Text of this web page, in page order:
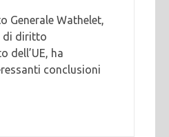
Generale Wathelet,
di diritto
dell’UE, ha
conclusioni